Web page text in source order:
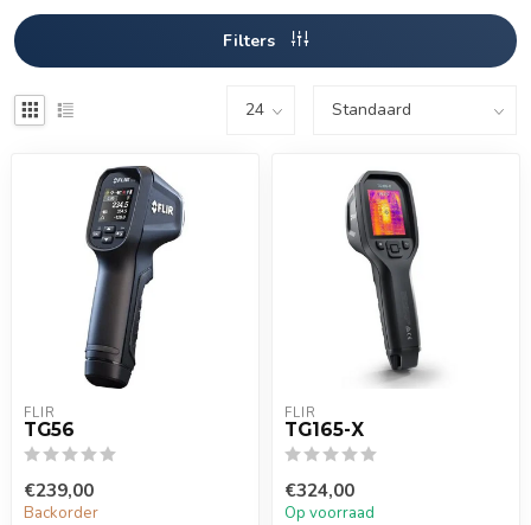
Filters
FLIR
TG56
€239,00
Backorder
FLIR
TG165-X
€324,00
Op voorraad